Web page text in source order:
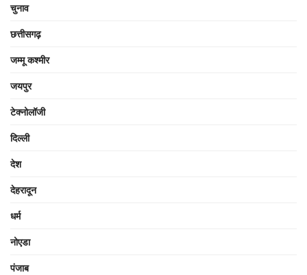
चुनाव
छत्तीसगढ़
जम्मू कश्मीर
जयपुर
टेक्नोलॉजी
दिल्ली
देश
देहरादून
धर्म
नोएडा
पंजाब